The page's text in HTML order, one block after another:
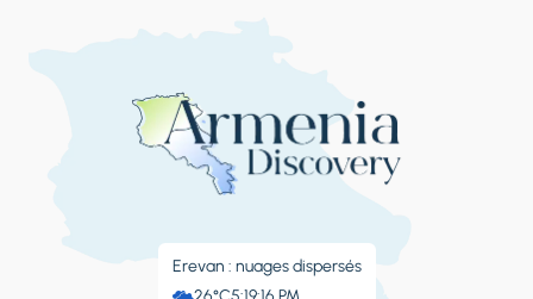
Erevan : nuages ​​dispersés